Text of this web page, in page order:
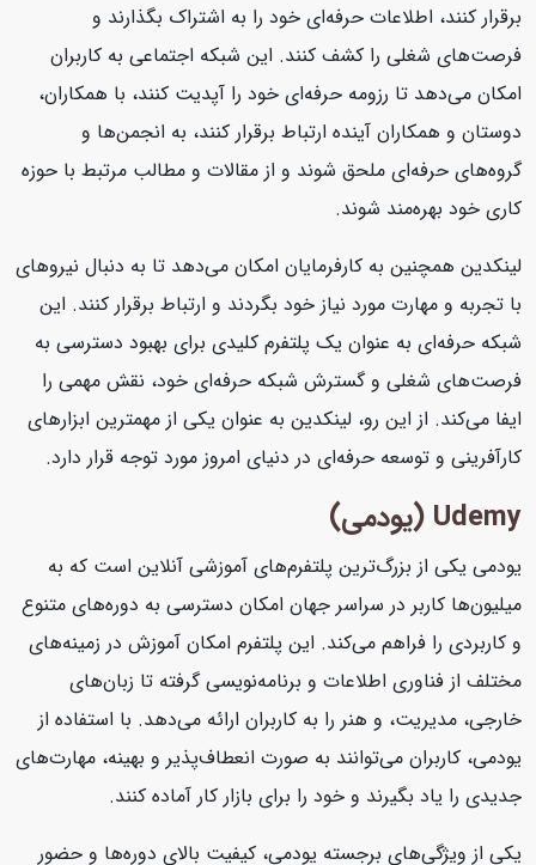
برقرار کنند، اطلاعات حرفه‌ای خود را به اشتراک بگذارند و
فرصت‌های شغلی را کشف کنند. این شبکه اجتماعی به کاربران
امکان می‌دهد تا رزومه حرفه‌ای خود را آپدیت کنند، با همکاران،
دوستان و همکاران آینده ارتباط برقرار کنند، به انجمن‌ها و
گروه‌های حرفه‌ای ملحق شوند و از مقالات و مطالب مرتبط با حوزه
کاری خود بهره‌مند شوند.
لینکدین همچنین به کارفرمایان امکان می‌دهد تا به دنبال نیروهای
با تجربه و مهارت مورد نیاز خود بگردند و ارتباط برقرار کنند. این
شبکه حرفه‌ای به عنوان یک پلتفرم کلیدی برای بهبود دسترسی به
فرصت‌های شغلی و گسترش شبکه حرفه‌ای خود، نقش مهمی را
ایفا می‌کند. از این رو، لینکدین به عنوان یکی از مهمترین ابزارهای
کارآفرینی و توسعه حرفه‌ای در دنیای امروز مورد توجه قرار دارد.
Udemy (یودمی)
یودمی یکی از بزرگ‌ترین پلتفرم‌های آموزشی آنلاین است که به
میلیون‌ها کاربر در سراسر جهان امکان دسترسی به دوره‌های متنوع
و کاربردی را فراهم می‌کند. این پلتفرم امکان آموزش در زمینه‌های
مختلف از فناوری اطلاعات و برنامه‌نویسی گرفته تا زبان‌های
خارجی، مدیریت، و هنر را به کاربران ارائه می‌دهد. با استفاده از
یودمی، کاربران می‌توانند به صورت انعطاف‌پذیر و بهینه، مهارت‌های
جدیدی را یاد بگیرند و خود را برای بازار کار آماده کنند.
یکی از ویژگی‌های برجسته یودمی، کیفیت بالای دوره‌ها و حضور